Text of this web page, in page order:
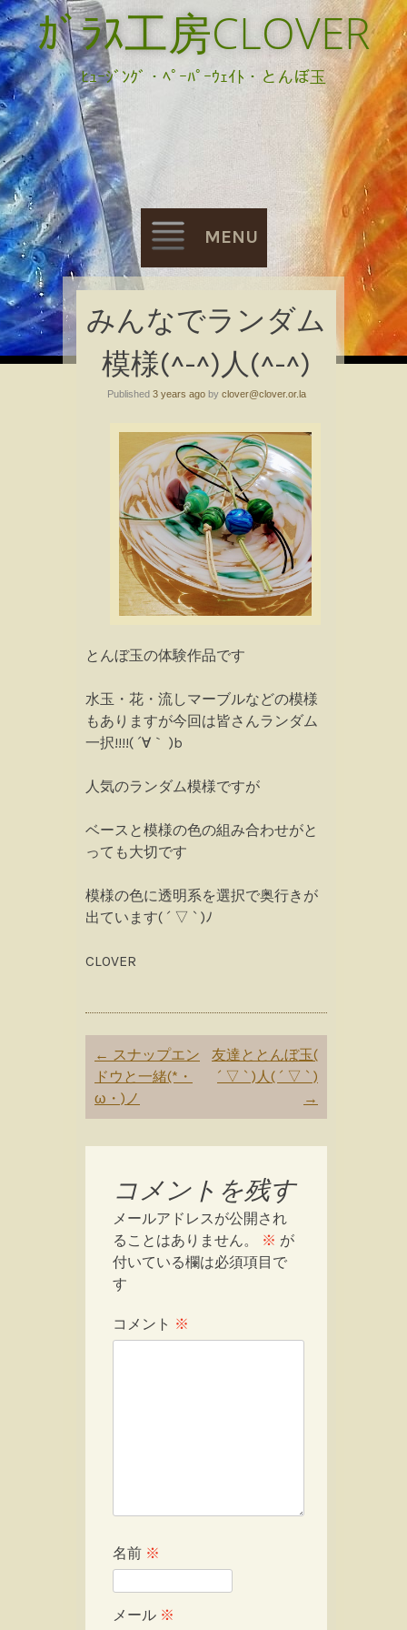
ｶﾞﾗｽ工房CLOVER
ﾋｭｰｼﾞﾝｸﾞ・ﾍﾟｰﾊﾟｰｳｪｲﾄ・とんぼ玉
MENU
Skip
to
content
みんなでランダム
模様(^-^)人(^-^)
Published 3 years agoby clover@clover.or.la
とんぼ玉の体験作品です
水玉・花・流しマーブルなどの模様
もありますが今回は皆さんランダム
一択!!!!( ´∀｀ )b
人気のランダム模様ですが
ベースと模様の色の組み合わせがと
っても大切です
模様の色に透明系を選択で奥行きが
出ています( ´ ▽ ` )ﾉ
CLOVER
Post
navigation
← スナップエン
ドウと一緒(*・
ω・)ノ
友達ととんぼ玉(
´ ▽ ` )人( ´ ▽ ` )
→
コメントを残す
メールアドレスが公開され
ることはありません。
※ が
付いている欄は必須項目で
す
コメント ※
名前 ※
メール ※